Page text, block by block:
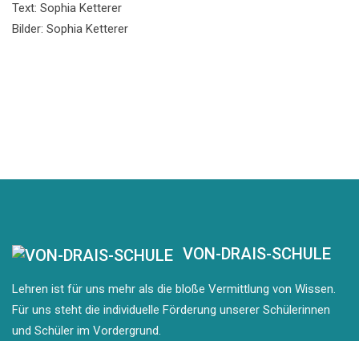
Text: Sophia Ketterer
Bilder: Sophia Ketterer
VON-DRAIS-SCHULE
Lehren ist für uns mehr als die bloße Vermittlung von Wissen.
Für uns steht die individuelle Förderung unserer Schülerinnen
und Schüler im Vordergrund.